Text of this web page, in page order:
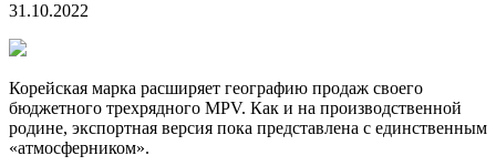
31.10.2022
Корейская марка расширяет географию продаж своего
бюджетного трехрядного MPV. Как и на производственной
родине, экспортная версия пока представлена с единственным
«атмосферником».